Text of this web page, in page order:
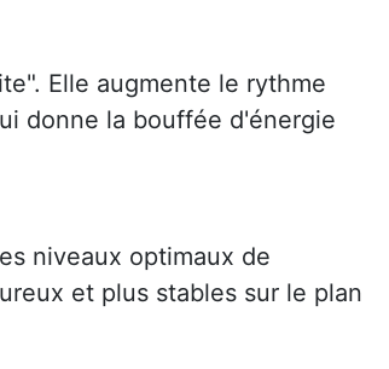
Elle augmente le rythme
donne la bouffée d'énergie
niveaux optimaux de
et plus stables sur le plan